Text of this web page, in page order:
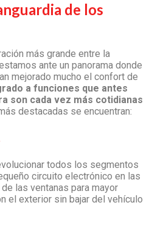
de los
más grande entre la
ante un panorama donde
mejorado mucho el confort de
a funciones que antes
son cada vez más cotidianas
destacadas se encuentran:
todos los segmentos
circuito electrónico en las
las ventanas para mayor
el exterior sin bajar del vehículo